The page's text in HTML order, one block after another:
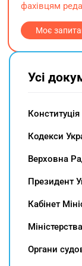
фахівцям
Моє
Усі
Конституція
Кодекси
Верховна
Президент
Кабінет
Органи